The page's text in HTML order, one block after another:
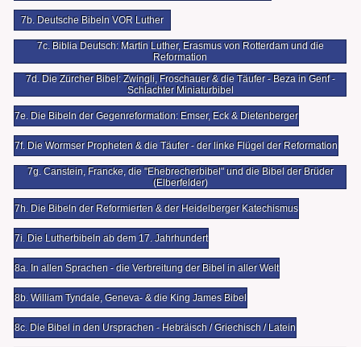
7b. Deutsche Bibeln VOR Luther
7c. Biblia Deutsch: Martin Luther, Erasmus von Rotterdam und die
Reformation
7d. Die Zürcher Bibel: Zwingli, Froschauer & die Täufer - Beza in Genf -
Schlachter Miniaturbibel
7e. Die Bibeln der Gegenreformation: Emser, Eck & Dietenberger
7f. Die Wormser Propheten & die Täufer - der linke Flügel der Reformation
7g. Canstein, Francke, die "Ehebrecherbibel" und die Bibel der Brüder
(Elberfelder)
7h. Die Bibeln der Reformierten & der Heidelberger Katechismus
7i. Die Lutherbibeln ab dem 17. Jahrhundert
8a. In allen Sprachen - die Verbreitung der Bibel in aller Welt
8b. William Tyndale, Geneva- & die King James Bibel
8c. Die Bibel in den Ursprachen - Hebräisch / Griechisch / Latein